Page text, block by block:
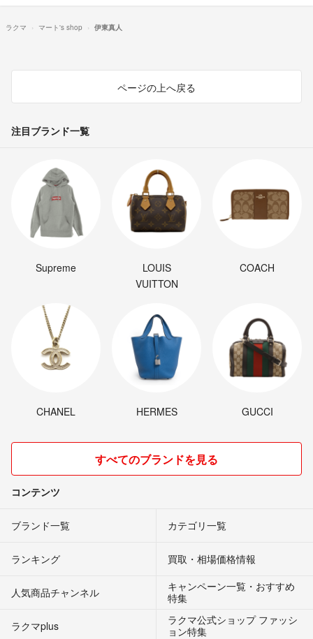
ラクマ マート's shop 伊東真人
ページの上へ戻る
注目ブランド一覧
Supreme
LOUIS
VUITTON
COACH
CHANEL HERMES GUCCI
すべてのブランドを見る
コンテンツ
ブランド一覧 カテゴリ一覧
ランキング 買取・相場価格情報
人気商品チャンネル
キャンペーン一覧・おすすめ
特集
ラクマplus
ラクマ公式ショップ ファッシ
ョン特集